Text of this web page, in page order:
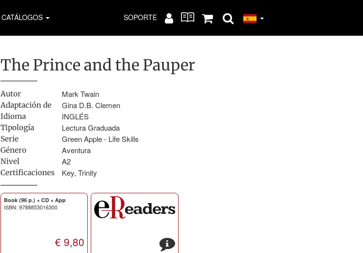
CATÁLOGOS SOPORTE
The Prince and the Pauper
Autor Mark Twain
Adaptación de Gina D.B. Clemen
Idioma INGLÉS
Tipología Lectura Graduada
Serie Green Apple - Life Skills
Género Aventura
Nivel A2
Certificaciones Key, Trinity
Book (96 p.) + CD + App
ISBN: 9788853016300
€ 9,80 s